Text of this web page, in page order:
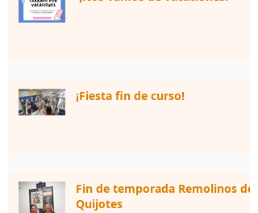
¡Fiesta fin de curso!
Fin de temporada Remolinos de
Quijotes